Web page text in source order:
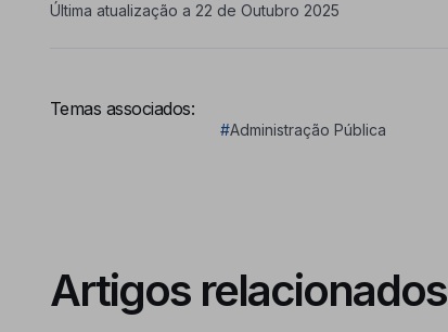
Última atualização a 22 de Outubro 2025
Temas associados:
#Administração Pública
Artigos relacionados